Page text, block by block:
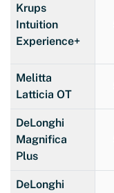
Krups
Intuition
Experience+
Melitta
Latticia OT
DeLonghi
Magnifica
Plus
DeLonghi